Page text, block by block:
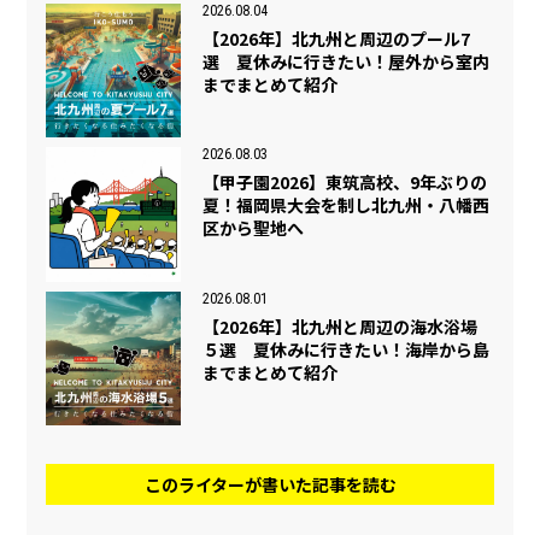
2026.08.04
【2026年】北九州と周辺のプール7
選 夏休みに行きたい！屋外から室内
までまとめて紹介
2026.08.03
【甲子園2026】東筑高校、9年ぶりの
夏！福岡県大会を制し北九州・八幡西
区から聖地へ
2026.08.01
【2026年】北九州と周辺の海水浴場
５選 夏休みに行きたい！海岸から島
までまとめて紹介
このライターが書いた記事を読む